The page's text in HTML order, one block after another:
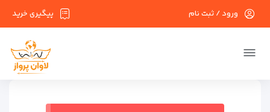
پیگیری خرید ورود / ثبت نام